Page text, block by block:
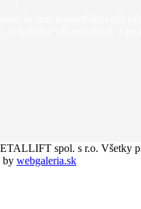
spol. s r.o. Všetky
by webgaleria.sk